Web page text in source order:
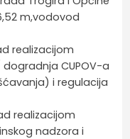
m,vodovod
realizacijom
CUPOV-a
i regulacija
realizacijom
nadzora i